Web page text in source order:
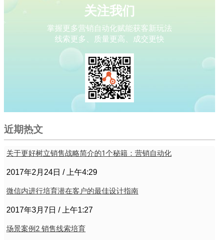
关注我们
掌握更多营销自动化赋能获客新玩法
线索更多、质量更高、成交更快
近期热文
关于更好树立销售战略简介的1个秘籍：营销自动化
2017年2月24日 上午4:29
微信内进行培育潜在客户的最佳设计指南
2017年3月7日 上午1:27
场景案例2 销售线索培育